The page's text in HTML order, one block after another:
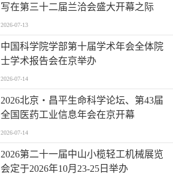
写在第三十二届兰洽会盛大开幕之际
2026-07-13
中国科学院学部第十届学术年会全体院
士学术报告会在京举办
2026-07-14
2026北京・昌平生命科学论坛、第43届
全国医药工业信息年会在京开幕
2026-07-14
2026第二十一届中山小榄轻工机械展览
会定于2026年10月23-25日举办